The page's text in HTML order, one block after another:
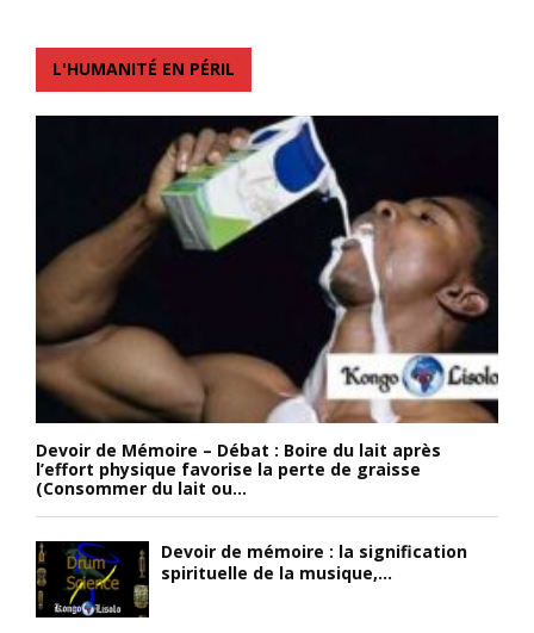
L'HUMANITÉ EN PÉRIL
Devoir de Mémoire – Débat : Boire du lait après
l’effort physique favorise la perte de graisse
(Consommer du lait ou...
Devoir de mémoire : la signification
spirituelle de la musique,...